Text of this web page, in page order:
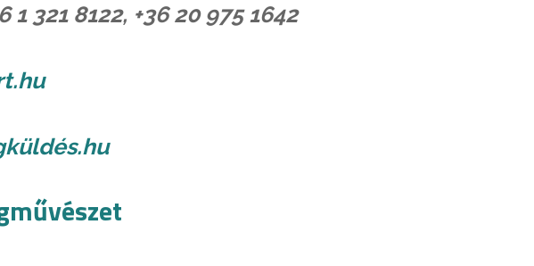
1 321 8122, +36 20 975 1642